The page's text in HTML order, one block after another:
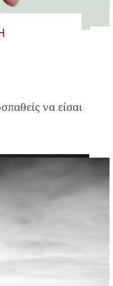
να είσαι